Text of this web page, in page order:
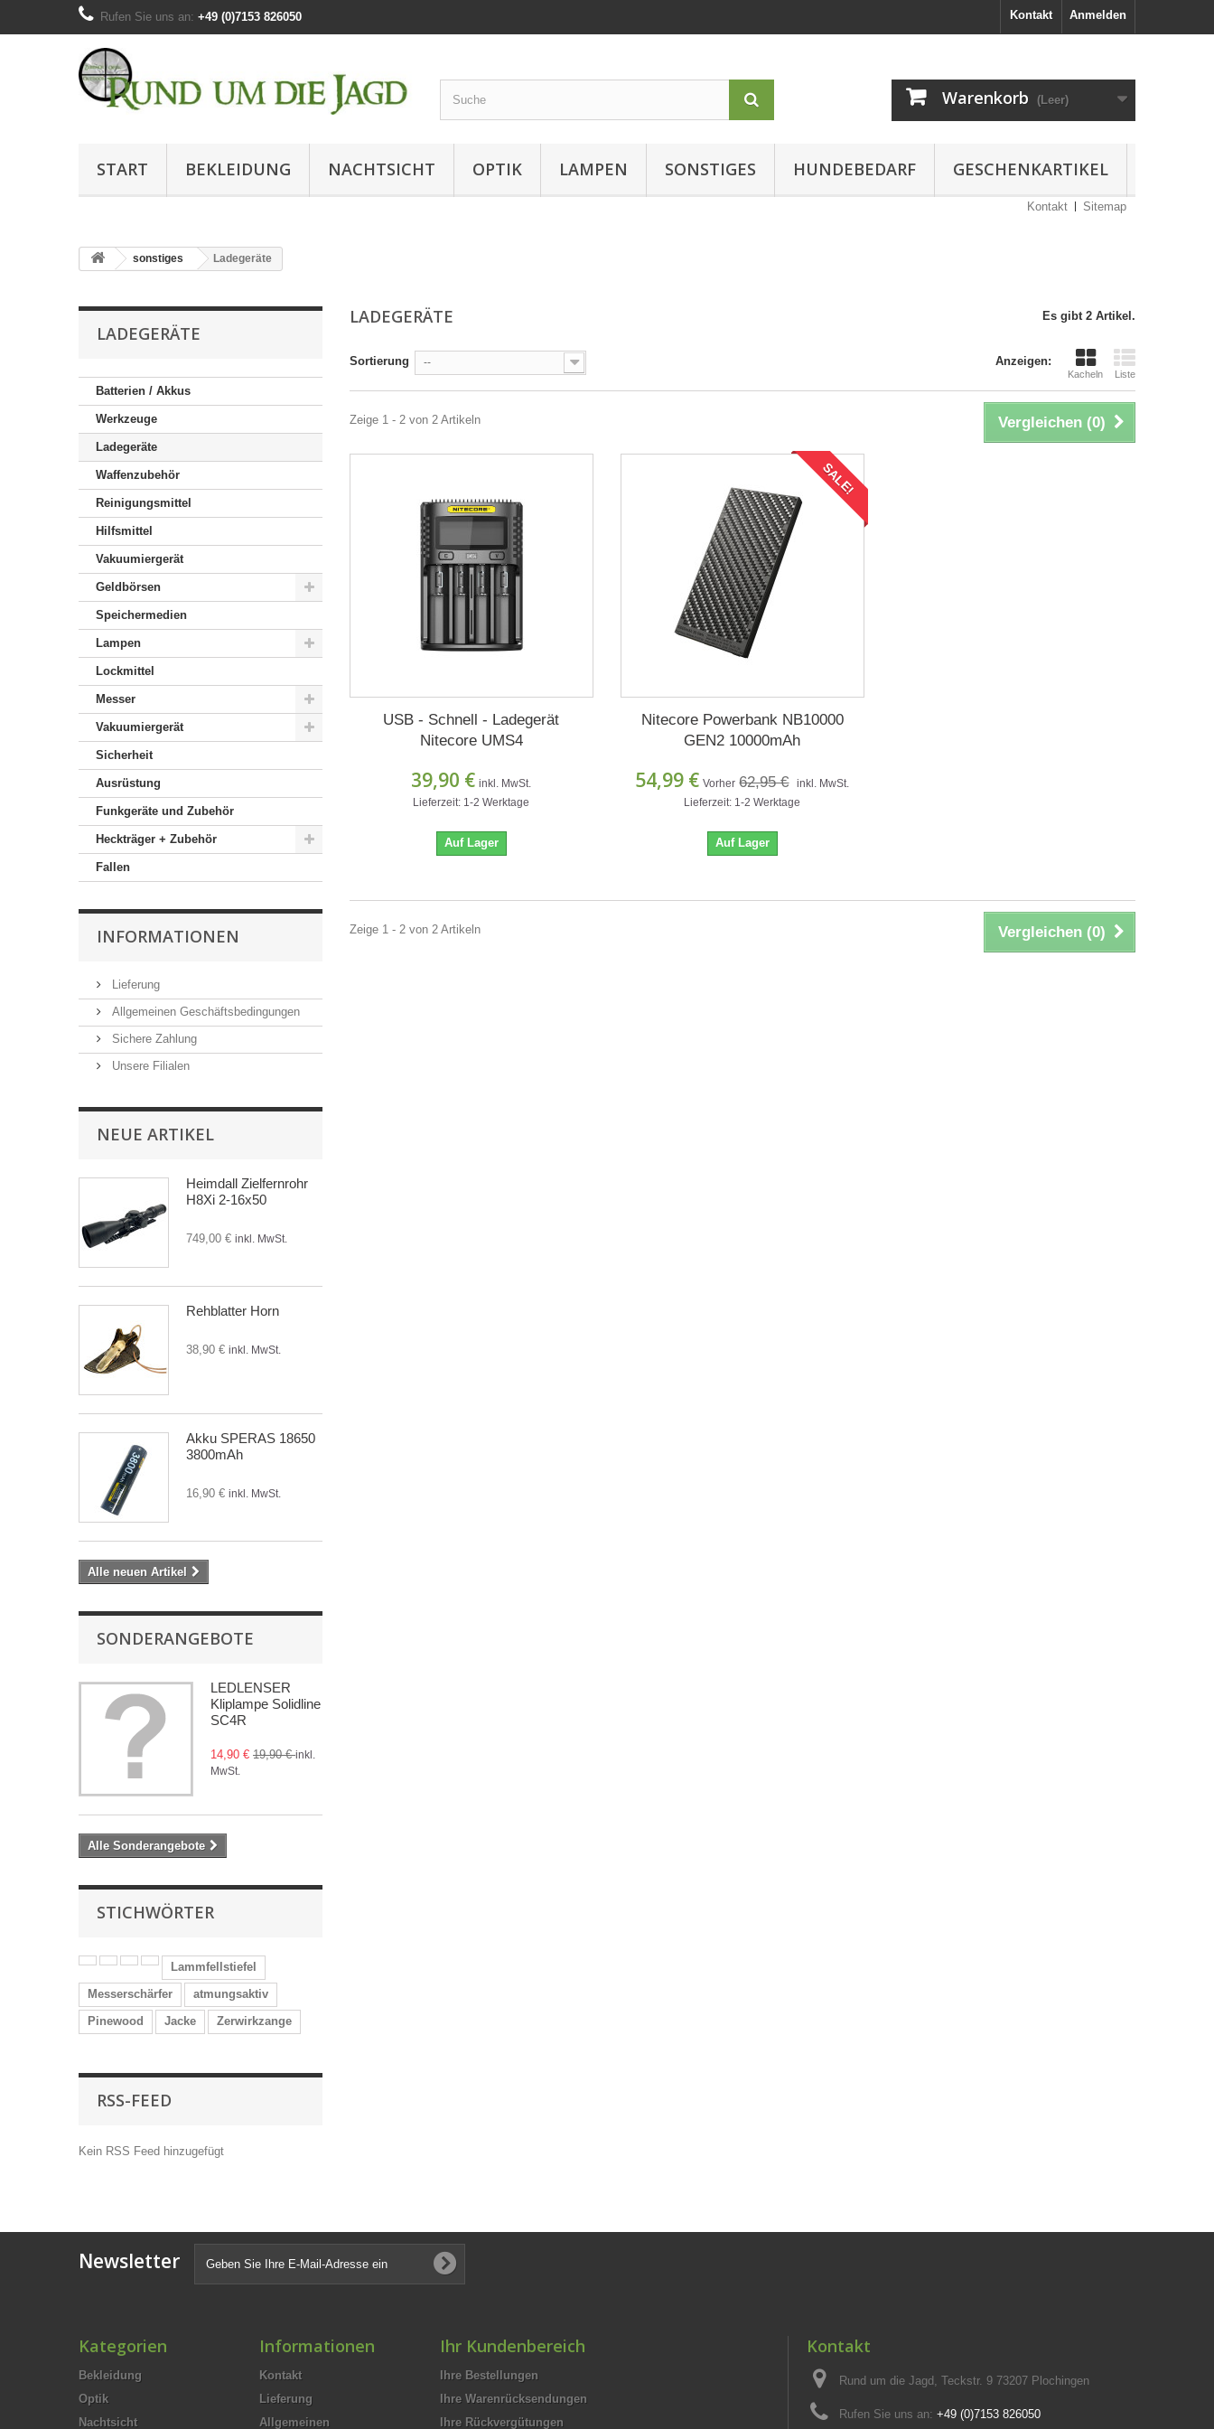
Anmelden
Kontakt
Rufen Sie uns an: +49 (0)7153 826050
Warenkorb (Leer)
START BEKLEIDUNG NACHTSICHT OPTIK LAMPEN SONSTIGES HUNDEBEDARF GESCHENKARTIKEL
Kontakt Sitemap
sonstiges Ladegeräte
LADEGERÄTE
Batterien / Akkus
Werkzeuge
Ladegeräte
Waffenzubehör
Reinigungsmittel
Hilfsmittel
Vakuumiergerät
Geldbörsen
Speichermedien
Lampen
Lockmittel
Messer
Vakuumiergerät
Sicherheit
Ausrüstung
Funkgeräte und Zubehör
Heckträger + Zubehör
Fallen
INFORMATIONEN
Lieferung
Allgemeinen Geschäftsbedingungen
Sichere Zahlung
Unsere Filialen
NEUE ARTIKEL
Heimdall Zielfernrohr
H8Xi 2-16x50
749,00 € inkl. MwSt.
Rehblatter Horn
38,90 € inkl. MwSt.
Akku SPERAS 18650
3800mAh
16,90 € inkl. MwSt.
Alle neuen Artikel
SONDERANGEBOTE
LEDLENSER
Kliplampe Solidline
SC4R
14,90 € 19,90 €inkl.
MwSt.
Alle Sonderangebote
STICHWÖRTER
Lammfellstiefel
Messerschärfer
atmungsaktiv
Pinewood
Jacke Zerwirkzange
RSS-FEED
Kein RSS Feed hinzugefügt
LADEGERÄTE Es gibt 2 Artikel.
Anzeigen:
Kacheln Liste
Sortierung --
Vergleichen (0)
Zeige 1 - 2 von 2 Artikeln
USB - Schnell - Ladegerät
Nitecore UMS4
39,90 € inkl. MwSt.
Lieferzeit: 1-2 Werktage
Auf Lager
SALE!
Nitecore Powerbank NB10000
GEN2 10000mAh
54,99 € Vorher 62,95 €
inkl. MwSt.
Lieferzeit: 1-2 Werktage
Auf Lager
Vergleichen (0)
Zeige 1 - 2 von 2 Artikeln
Newsletter
Kategorien
Bekleidung
Optik
Nachtsicht
Informationen
Kontakt
Lieferung
Allgemeinen
Ihr Kundenbereich
Ihre Bestellungen
Ihre Warenrücksendungen
Ihre Rückvergütungen
Kontakt
Rund um die Jagd, Teckstr. 9 73207 Plochingen
Rufen Sie uns an: +49 (0)7153 826050